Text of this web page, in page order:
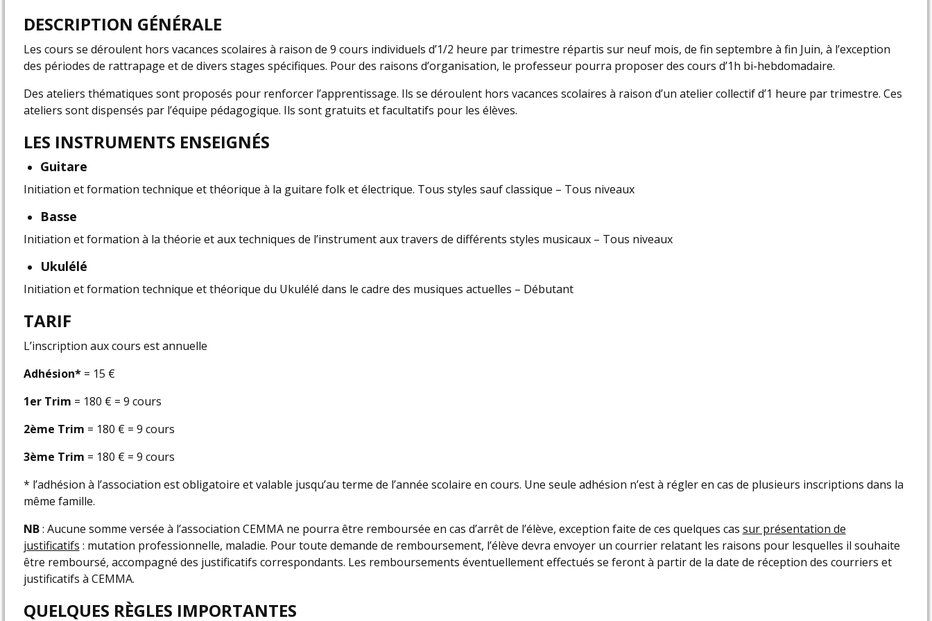
DESCRIPTION GÉNÉRALE
Les cours se déroulent hors vacances scolaires à raison de 9 cours individuels d’1/2 heure par trimestre répartis sur neuf mois, de fin septembre à fin Juin, à l’exception
des périodes de rattrapage et de divers stages spécifiques. Pour des raisons d’organisation, le professeur pourra proposer des cours d’1h bi-hebdomadaire.
Des ateliers thématiques sont proposés pour renforcer l’apprentissage. Ils se déroulent hors vacances scolaires à raison d’un atelier collectif d’1 heure par trimestre. Ces
ateliers sont dispensés par l’équipe pédagogique. Ils sont gratuits et facultatifs pour les élèves.
LES INSTRUMENTS ENSEIGNÉS
Guitare
Initiation et formation technique et théorique à la guitare folk et électrique. Tous styles sauf classique – Tous niveaux
Basse
Initiation et formation à la théorie et aux techniques de l’instrument aux travers de différents styles musicaux – Tous niveaux
Ukulélé
Initiation et formation technique et théorique du Ukulélé dans le cadre des musiques actuelles – Débutant
TARIF
L’inscription aux cours est annuelle
Adhésion*= 15 €
1er Trim = 180 € = 9 cours
2ème Trim = 180 € = 9 cours
3ème Trim = 180 € = 9 cours
* l’adhésion à l’association est obligatoire et valable jusqu’au terme de l’année scolaire en cours. Une seule adhésion n’est à régler en cas de plusieurs inscriptions dans la
même famille.
NB: Aucune somme versée à l’association CEMMA ne pourra être remboursée en cas d’arrêt de l’élève, exception faite de ces quelques cas sur présentation de
justificatifs : mutation professionnelle, maladie. Pour toute demande de remboursement, l’élève devra envoyer un courrier relatant les raisons pour lesquelles il souhaite
être remboursé, accompagné des justificatifs correspondants. Les remboursements éventuellement effectués se feront à partir de la date de réception des courriers et
justificatifs à CEMMA.
QUELQUES RÈGLES IMPORTANTES